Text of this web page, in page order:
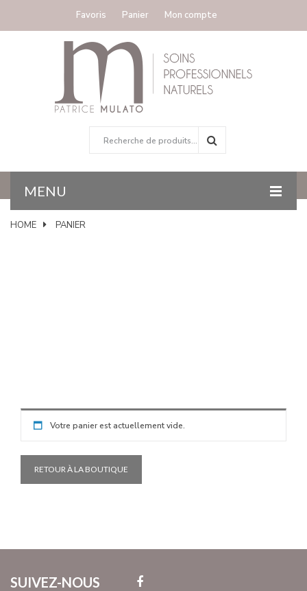
Favoris Panier Mon compte
MENU
ACCUEIL
HOME PANIER
Votre panier est actuellement vide.
RETOUR À LA BOUTIQUE
SUIVEZ-NOUS